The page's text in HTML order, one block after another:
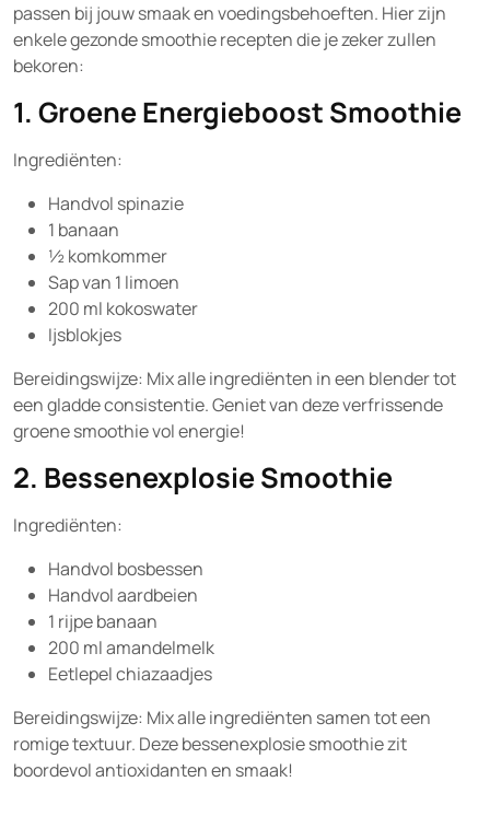
passen bij jouw smaak en voedingsbehoeften. Hier zijn
enkele gezonde smoothie recepten die je zeker zullen
bekoren:
1. Groene Energieboost Smoothie
Ingrediënten:
Handvol spinazie
1 banaan
½ komkommer
Sap van 1 limoen
200 ml kokoswater
Ijsblokjes
Bereidingswijze: Mix alle ingrediënten in een blender tot
een gladde consistentie. Geniet van deze verfrissende
groene smoothie vol energie!
2. Bessenexplosie Smoothie
Ingrediënten:
Handvol bosbessen
Handvol aardbeien
1 rijpe banaan
200 ml amandelmelk
Eetlepel chiazaadjes
Bereidingswijze: Mix alle ingrediënten samen tot een
romige textuur. Deze bessenexplosie smoothie zit
boordevol antioxidanten en smaak!